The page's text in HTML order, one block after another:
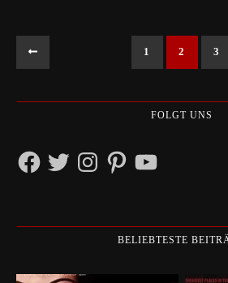
1 2 3
FOLGT UNS
FacebookTwitterInstagramPinterestYouTube
BELIEBTESTE